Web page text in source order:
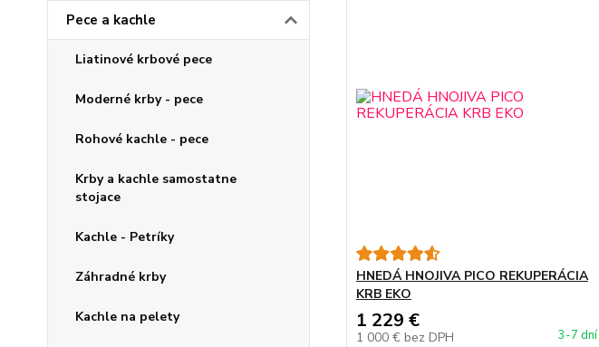
Pece a kachle
Liatinové krbové pece
Moderné krby - pece
Rohové kachle - pece
Krby a kachle samostatne
stojace
Kachle - Petríky
Záhradné krby
Kachle na pelety
HNEDÁ HNOJIVA PICO REKUPERÁCIA
KRB EKO
1 229 €
1 000 € bez DPH 3-7 dní